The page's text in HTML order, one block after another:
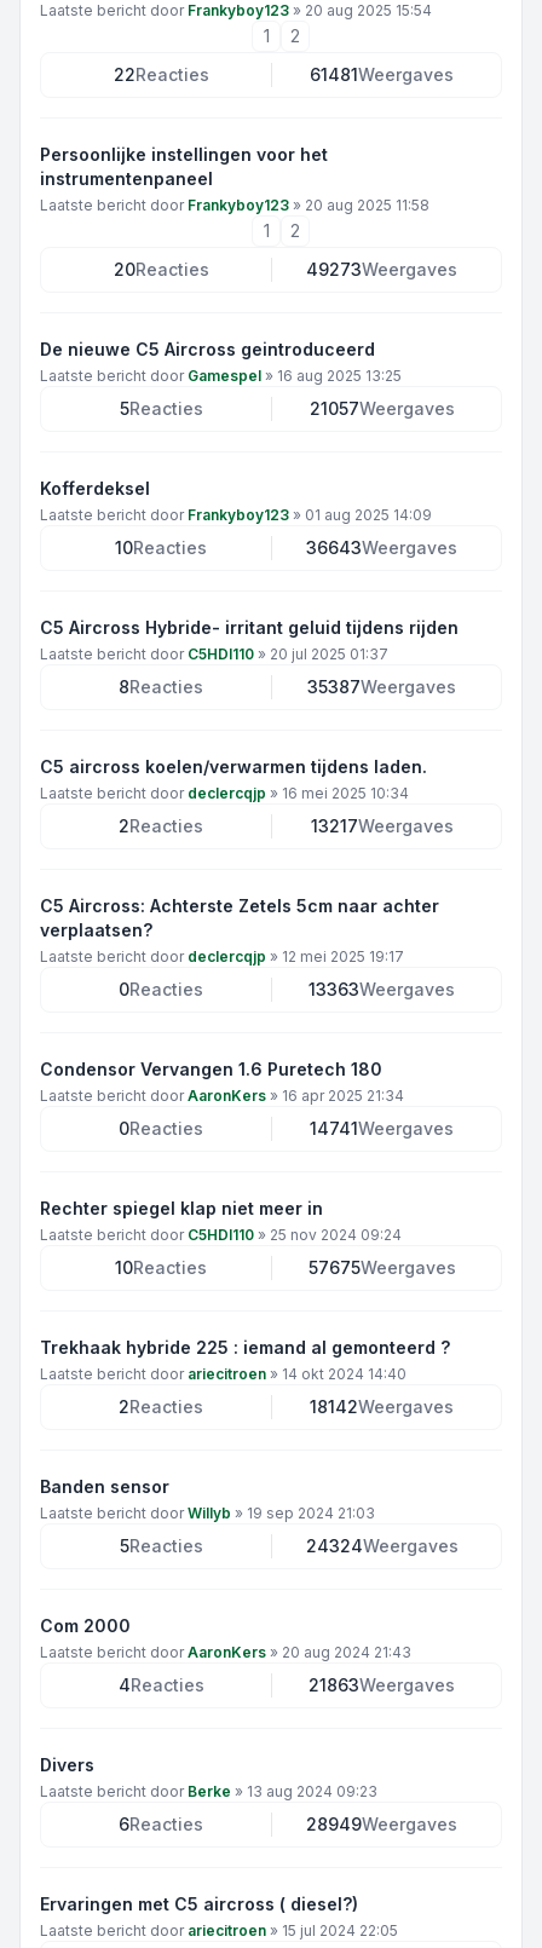
Laatste bericht door Frankyboy123 » 20 aug 2025 15:54
1
2
22Reacties 61481Weergaves
Persoonlijke instellingen voor het
instrumentenpaneel
Laatste bericht door Frankyboy123 » 20 aug 2025 11:58
1
2
20Reacties 49273Weergaves
De nieuwe C5 Aircross geintroduceerd
Laatste bericht door Gamespel » 16 aug 2025 13:25
5Reacties 21057Weergaves
Kofferdeksel
Laatste bericht door Frankyboy123 » 01 aug 2025 14:09
10Reacties 36643Weergaves
C5 Aircross Hybride- irritant geluid tijdens rijden
Laatste bericht door C5HDI110 » 20 jul 2025 01:37
8Reacties 35387Weergaves
C5 aircross koelen/verwarmen tijdens laden.
Laatste bericht door declercqjp » 16 mei 2025 10:34
2Reacties 13217Weergaves
C5 Aircross: Achterste Zetels 5cm naar achter
verplaatsen?
Laatste bericht door declercqjp » 12 mei 2025 19:17
0Reacties 13363Weergaves
Condensor Vervangen 1.6 Puretech 180
Laatste bericht doorAaronKers » 16 apr 2025 21:34
0Reacties 14741Weergaves
Rechter spiegel klap niet meer in
Laatste bericht door C5HDI110 » 25 nov 2024 09:24
10Reacties 57675Weergaves
Trekhaak hybride 225 : iemand al gemonteerd ?
Laatste bericht door ariecitroen » 14 okt 2024 14:40
2Reacties 18142Weergaves
Banden sensor
Laatste bericht doorWillyb » 19 sep 2024 21:03
5Reacties 24324Weergaves
Com 2000
Laatste bericht doorAaronKers » 20 aug 2024 21:43
4Reacties 21863Weergaves
Divers
Laatste bericht door Berke » 13 aug 2024 09:23
6Reacties 28949Weergaves
Ervaringen met C5 aircross ( diesel?)
Laatste bericht door ariecitroen » 15 jul 2024 22:05